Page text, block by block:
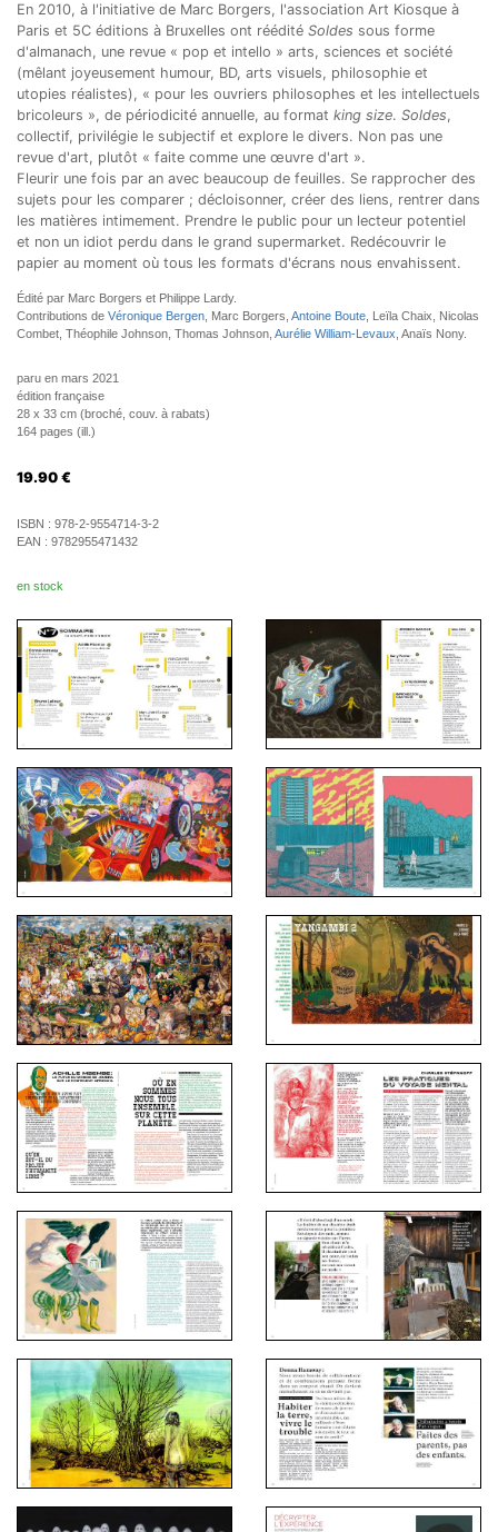
En 2010, à l'initiative de Marc Borgers, l'association Art Kiosque à
Paris et 5C éditions à Bruxelles ont réédité Soldes sous forme
d'almanach, une revue « pop et intello » arts, sciences et société
(mêlant joyeusement humour, BD, arts visuels, philosophie et
utopies réalistes), « pour les ouvriers philosophes et les intellectuels
bricoleurs », de périodicité annuelle, au format king size. Soldes,
collectif, privilégie le subjectif et explore le divers. Non pas une
revue d'art, plutôt « faite comme une œuvre d'art ».
Fleurir une fois par an avec beaucoup de feuilles. Se rapprocher des
sujets pour les comparer ; décloisonner, créer des liens, rentrer dans
les matières intimement. Prendre le public pour un lecteur potentiel
et non un idiot perdu dans le grand supermarket. Redécouvrir le
papier au moment où tous les formats d'écrans nous envahissent.
Édité par Marc Borgers et Philippe Lardy.
Contributions de Véronique Bergen , Marc Borgers, Antoine Boute , Leïla Chaix, Nicolas
Combet, Théophile Johnson, Thomas Johnson, Aurélie William-Levaux , Anaïs Nony.
paru en mars 2021
édition française
28 x 33 cm (broché, couv. à rabats)
164 pages (ill.)
19.90 €
ISBN : 978-2-9554714-3-2
EAN : 9782955471432
en stock